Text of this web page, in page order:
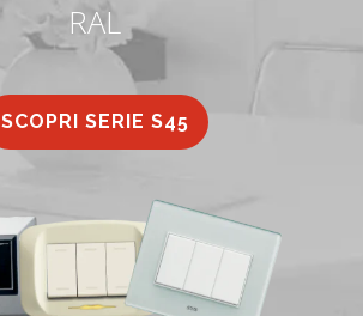
RAL
SCOPRI SERIE S45